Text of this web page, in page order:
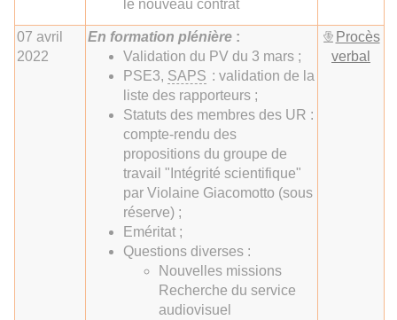
le nouveau contrat
07 avril
2022
En formation plénière :
Validation du PV du 3 mars ;
PSE3, SAPS : validation de la
liste des rapporteurs ;
Statuts des membres des UR :
compte-rendu des
propositions du groupe de
travail "Intégrité scientifique"
par Violaine Giacomotto (sous
réserve) ;
Eméritat ;
Questions diverses :
Nouvelles missions
Recherche du service
audiovisuel
Procès
verbal